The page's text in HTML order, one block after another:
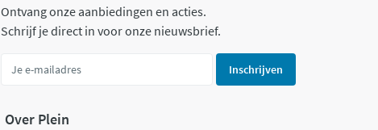
Ontvang onze aanbiedingen en acties.
Schrijf je direct in voor onze nieuwsbrief.
Inschrijven
Over Plein